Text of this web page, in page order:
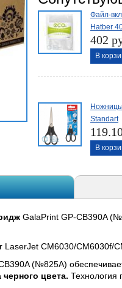
Файл-
Hatber
402
В
Standart
В
GalaPrint GP-CB390A
CM6030/CM6030f/
(№825A)
черного цвета. Технология